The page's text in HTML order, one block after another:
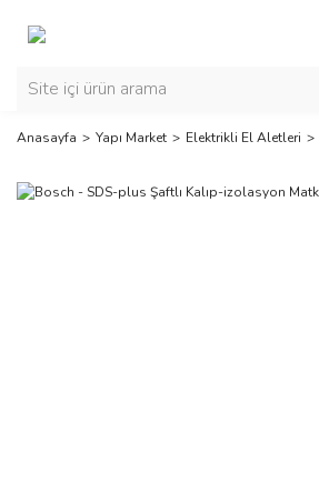
Anasayfa Yapı Market Elektrikli El Aletleri